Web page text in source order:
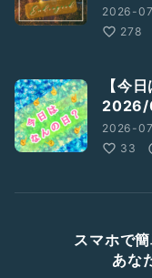
2026-
278
【今
2026-
33
スマホで
あな